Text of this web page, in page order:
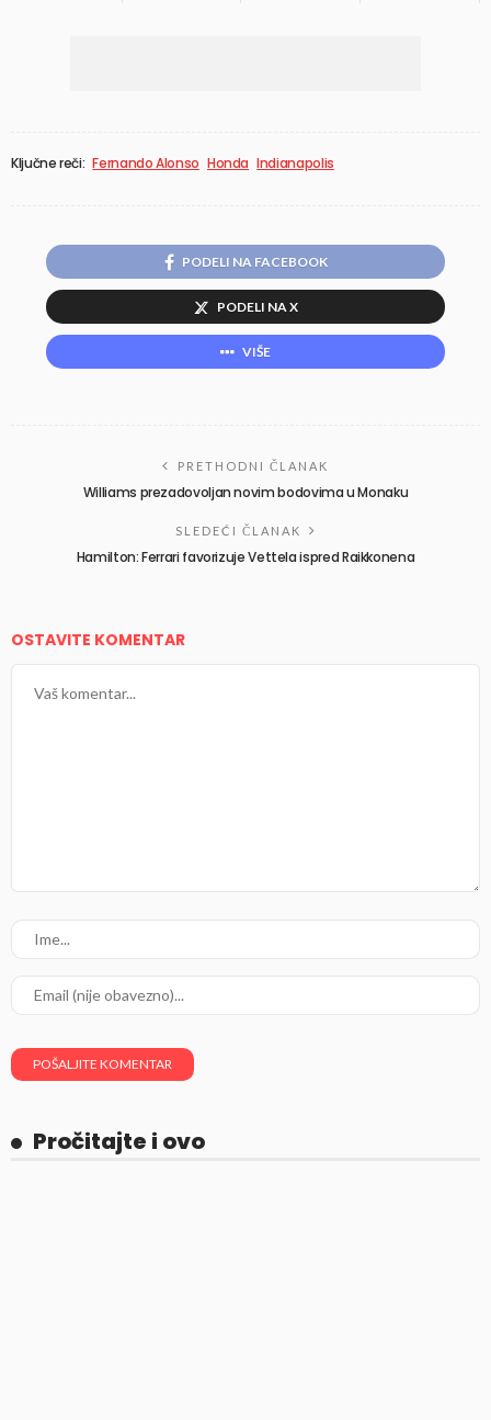
Ključne reči: Fernando Alonso Honda Indianapolis
PODELI NA FACEBOOK
PODELI NA X
VIŠE
PRETHODNI ČLANAK
Williams prezadovoljan novim bodovima u Monaku
SLEDEĆI ČLANAK
Hamilton: Ferrari favorizuje Vettela ispred Raikkonena
OSTAVITE KOMENTAR
Pročitajte i ovo